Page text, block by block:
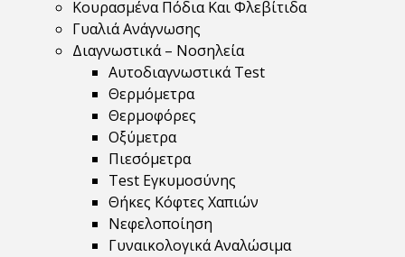
Κουρασμένα Πόδια Και Φλεβίτιδα
Γυαλιά Ανάγνωσης
Διαγνωστικά – Νοσηλεία
Αυτοδιαγνωστικά Test
Θερμόμετρα
Θερμοφόρες
Οξύμετρα
Πιεσόμετρα
Test Εγκυμοσύνης
Θήκες Κόφτες Χαπιών
Νεφελοποίηση
Γυναικολογικά Αναλώσιμα